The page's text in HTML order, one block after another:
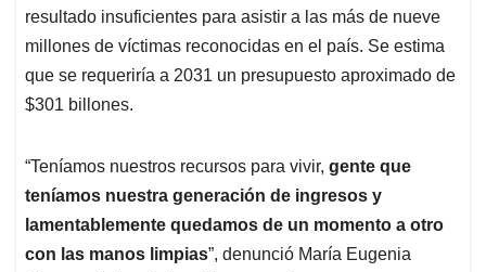
p
k
n
resultado insuficientes para asistir a las más de nueve
millones de víctimas reconocidas en el país. Se estima
que se requeriría a 2031 un presupuesto aproximado de
$301 billones.
“Teníamos nuestros recursos para vivir, gente que
teníamos nuestra generación de ingresos y
lamentablemente quedamos de un momento a otro
con las manos limpias”, denunció María Eugenia